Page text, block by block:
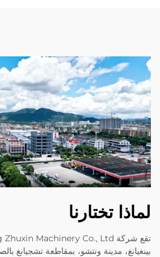
لماذا تختارنا
بينغيانغ، مدينة ونتشو، بمقاطعة تشجيانغ